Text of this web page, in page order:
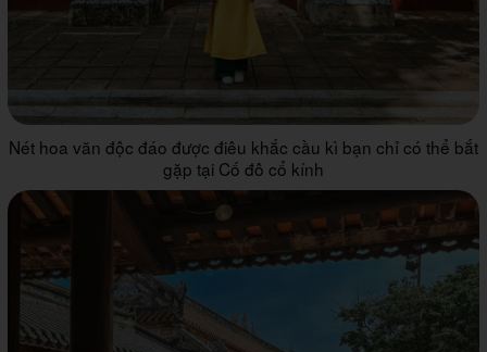
Nét hoa văn độc đáo được điêu khắc cầu kì bạn chỉ có thể bắt
gặp tại Cố đô cổ kính